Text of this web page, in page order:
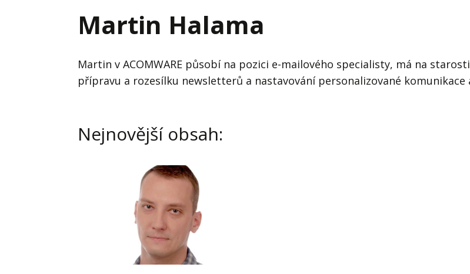
Interim management
Krizové řízení firmy
Projektové řízení
Restrukturalizace podniku
Ziskovost
Martin Halama
Martin v ACOMWARE působí na pozici e-mailového specialisty, má na
přípravu a rozesílku newsletterů a nastavování personalizované
Nejnovější obsah: